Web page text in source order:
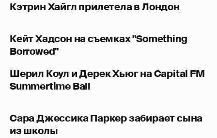
Кэтрин Хайгл прилетела в Лондон
Кейт Хадсон на съемках "Something
Borrowed"
Шерил Коул и Дерек Хьюг на Capital FM
Summertime Ball
Сара Джессика Паркер забирает сына
из школы